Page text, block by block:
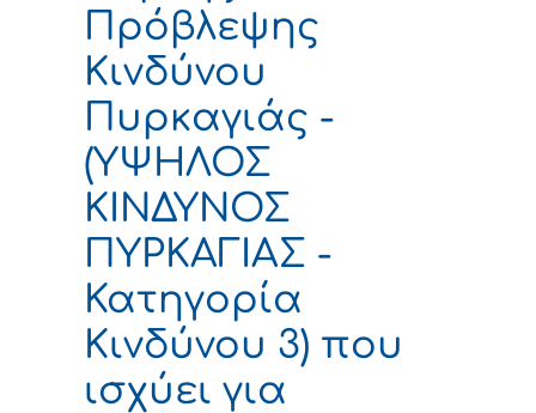
Πρόβλεψης
Κινδύνου
Πυρκαγιάς -
(ΥΨΗΛΟΣ
ΚΙΝΔΥΝΟΣ
ΠΥΡΚΑΓΙΑΣ -
Κατηγορία
Κινδύνου 3) που
ισχύει για